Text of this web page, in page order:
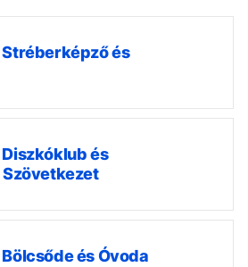
és
és
és Óvoda